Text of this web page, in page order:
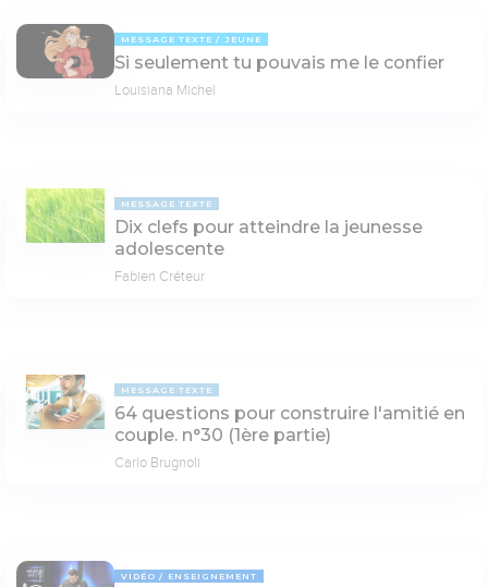
MESSAGE TEXTE JEUNE
Si seulement tu pouvais me le confier
Louisiana Michel
MESSAGE TEXTE
Dix clefs pour atteindre la jeunesse
adolescente
Fabien Créteur
MESSAGE TEXTE
64 questions pour construire l'amitié en
couple. n°30 (1ère partie)
Carlo Brugnoli
VIDÉO ENSEIGNEMENT